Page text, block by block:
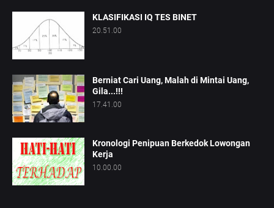
KLASIFIKASI IQ TES BINET
20.51.00
Berniat Cari Uang, Malah di Mintai Uang,
Gila...!!!
17.41.00
Kronologi Penipuan Berkedok Lowongan
Kerja
10.00.00